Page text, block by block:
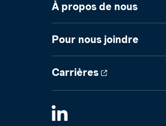
À propos de nous
Pour nous joindre
Carrières